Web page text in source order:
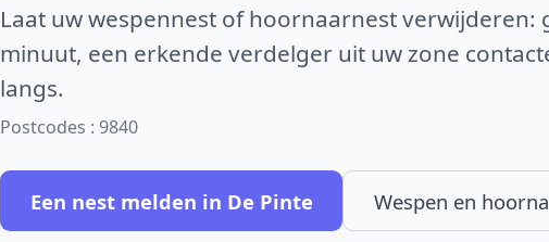
Laat uw wespennest of hoornaarnest verwijderen:
minuut, een erkende verdelger uit uw zone
langs.
Postcodes : 9840
Een nest melden in De Pinte Wespen en